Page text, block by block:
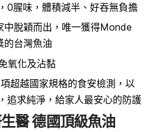
0腥味，體積減半、好吞無負擔
中脫穎而出，唯一獲得Monde
的台灣魚油
氧化及沾黏
超越國家規格的食安檢測，以
追求純淨，給家人最安心的防護
醫 德國頂級魚油